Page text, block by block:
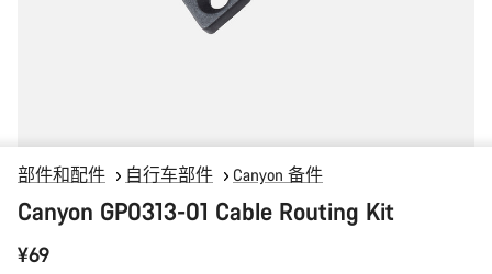
部件和配件 自行车部件 Canyon 备件
Canyon GP0313-01 Cable Routing Kit
¥69